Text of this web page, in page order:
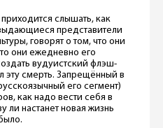
слышать, как
представители
говорят о том, что они
они ежедневно его
вудуистский флэш-
эту смерть. Запрещённый в
его сегмент)
как надо вести себя в
ли настанет новая жизнь